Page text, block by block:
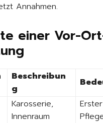
Annahmen.
einer Vor-
Beschreibun
g
Karosserie,
Innenraum